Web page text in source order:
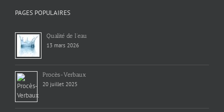
PAGES POPULAIRES
Qualité de l’eau
13 mars 2026
Procès-Verbaux
20 juillet 2025